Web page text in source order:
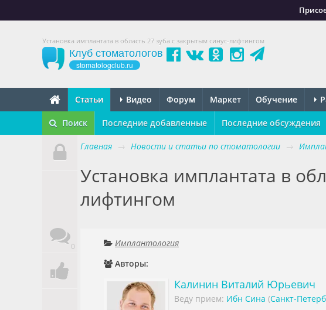
Установка имплантата в область 27 зуба с закрытым синус-лифтингом
Клуб стоматологов
stomatologclub.ru
Статьи Видео Форум Маркет Обучение
Поиск Последние добавленные Последние обсуждения
0
Главная → Новости и статьи по стоматологии →
Установка имплантата в
лифтингом
Имплантология
Авторы:
Калинин Виталий Юрьевич
Веду прием: Ибн Сина (Санкт-